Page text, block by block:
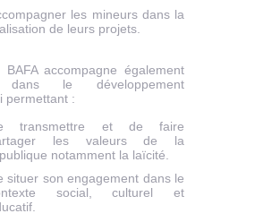
les mineurs dans la
de leurs projets.
accompagne également
dans le développement
permettant :
transmettre et de faire
les valeurs de la
notamment la laïcité.
situer son engagement dans le
social, culturel et